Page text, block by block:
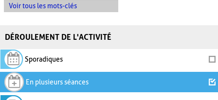
Voir tous les mots-clés
DÉROULEMENT DE L'ACTIVITÉ
Sporadiques
En plusieurs séances